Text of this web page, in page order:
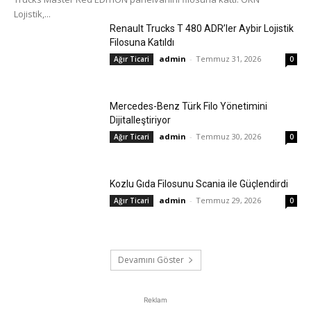
Lojistik,...
Renault Trucks T 480 ADR’ler Aybir Lojistik
Filosuna Katıldı
Ağır Ticari admin - Temmuz 31, 2026 0
Mercedes-Benz Türk Filo Yönetimini
Dijitalleştiriyor
Ağır Ticari admin - Temmuz 30, 2026 0
Kozlu Gıda Filosunu Scania ile Güçlendirdi
Ağır Ticari admin - Temmuz 29, 2026 0
Devamını Göster
Reklam